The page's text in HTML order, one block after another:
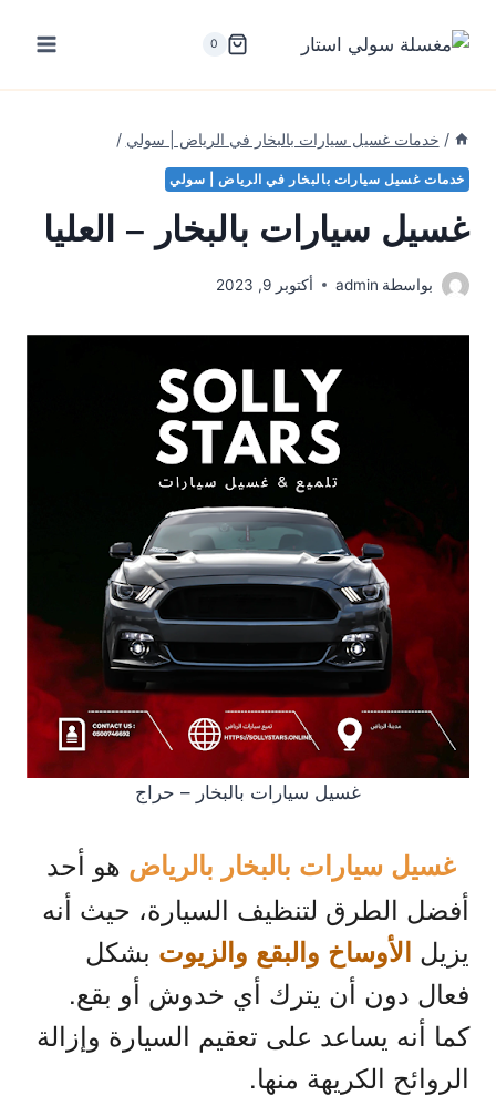
0
/ خدمات غسيل سيارات بالبخار في الرياض | سولي /
خدمات غسيل سيارات بالبخار في الرياض | سولي
غسيل سيارات بالبخار – العليا
بواسطة admin أكتوبر 9, 2023
غسيل سيارات بالبخار – حراج
غسيل سيارات بالبخار بالرياض هو أحد
أفضل الطرق لتنظيف السيارة، حيث أنه
يزيل الأوساخ والبقع والزيوت بشكل
فعال دون أن يترك أي خدوش أو بقع.
كما أنه يساعد على تعقيم السيارة وإزالة
الروائح الكريهة منها.